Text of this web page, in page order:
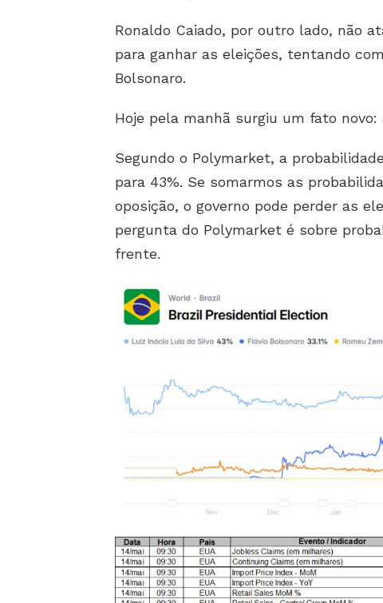
Ronaldo Caiado, por outro lado, não
para ganhar as eleições, tentando
Bolsonaro.
Hoje pela manhã surgiu um fato novo:
Segundo o Polymarket, a
para 43%. Se somarmos as
oposição, o governo pode perder as
pergunta do Polymarket é sobre
frente.